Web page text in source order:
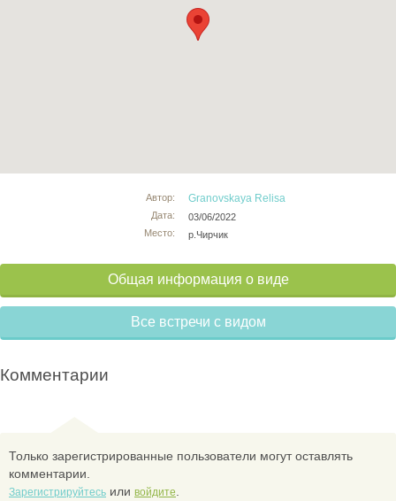
Автор:
Дата:
Место:
Granovskaya Relisa
03/06/2022
р.Чирчик
Общая информация о виде
Все встречи с видом
Комментарии
Только зарегистрированные пользователи могут оставлять
комментарии.
Зарегистрируйтесь или войдите